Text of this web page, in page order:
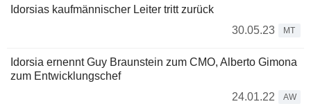
Idorsias kaufmännischer Leiter tritt zurück
30.05.23
MT
Idorsia ernennt Guy Braunstein zum CMO, Alberto Gimona
zum Entwicklungschef
24.01.22
AW